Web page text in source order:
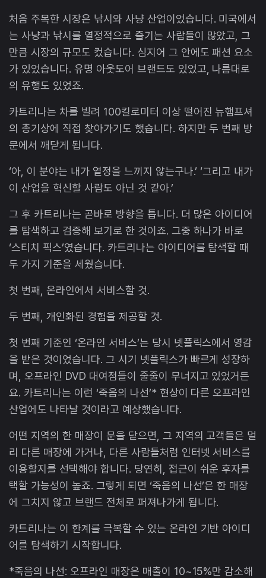
처음 주목한 시장은 낚시와 사냥 산업이었습니다. 미국에서
는 사냥과 낚시를 열정적으로 즐기는 사람들이 많았고, 그
만큼 시장의 규모도 컸습니다. 심지어 그 안에도 패션 요소
가 있었습니다. 유명 아웃도어 브랜드도 있었고, 나름대로
의 유행도 있었죠.
카트리나는 차를 빌려 100킬로미터 이상 떨어진 뉴햄프셔
의 총기상에 직접 찾아가기도 했습니다. 하지만 두 번째 방
문에서 깨닫게 됩니다.
‘아, 이 분야는 내가 열정을 느끼지 않는구나.’ ‘그리고 내가
이 산업을 혁신할 사람도 아닌 것 같아.’
그 후 카트리나는 곧바로 방향을 틉니다. 더 많은 아이디어
를 탐색하고 검증해 보기로 한 것이죠. 그중 하나가 바로
‘스티치 픽스’였습니다. 카트리나는 아이디어를 탐색할 때
두 가지 기준을 세웠습니다.
첫 번째, 온라인에서 서비스할 것.
두 번째, 개인화된 경험을 제공할 것.
첫 번째 기준인 ‘온라인 서비스’는 당시 넷플릭스에서 영감
을 받은 것이었습니다. 그 시기 넷플릭스가 빠르게 성장하
며, 오프라인 DVD 대여점들이 줄줄이 무너지고 있었거든
요. 카트리나는 이런 ‘죽음의 나선’* 현상이 다른 오프라인
산업에도 나타날 것이라고 예상했습니다.
어떤 지역의 한 매장이 문을 닫으면, 그 지역의 고객들은 멀
리 다른 매장에 가거나, 다른 사람들처럼 인터넷 서비스를
이용할지를 선택해야 합니다. 당연히, 접근이 쉬운 후자를
택할 가능성이 높죠. 그렇게 되면 ‘죽음의 나선’은 한 매장
에 그치지 않고 브랜드 전체로 퍼져나가게 됩니다.
카트리나는 이 한계를 극복할 수 있는 온라인 기반 아이디
어를 탐색하기 시작합니다.
*죽음의 나선: 오프라인 매장은 매출이 10~15%만 감소해